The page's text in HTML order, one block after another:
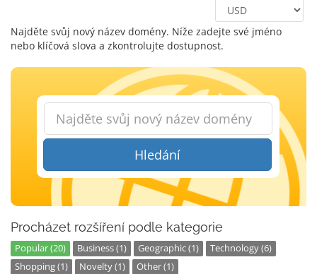
Najděte svůj nový název domény. Níže zadejte své jméno
nebo klíčová slova a zkontrolujte dostupnost.
Hledání
Procházet rozšíření podle kategorie
Popular (20) Business (1) Geographic (1)
Technology (6)
Shopping (1)
Novelty (1) Other (1)